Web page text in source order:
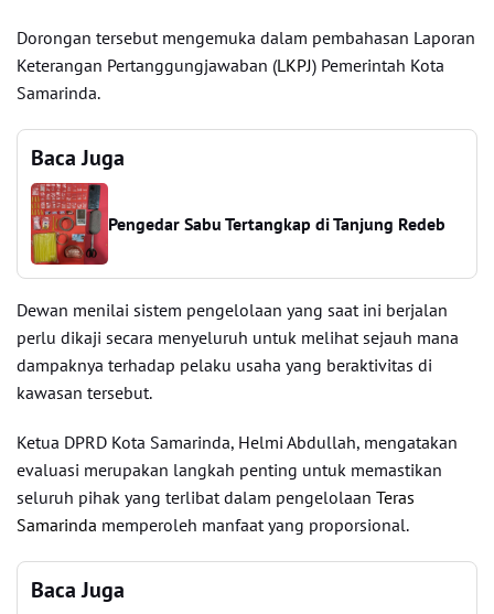
Dorongan tersebut mengemuka dalam pembahasan Laporan
Keterangan Pertanggungjawaban (LKPJ) Pemerintah Kota
Samarinda.
Baca Juga
Pengedar Sabu Tertangkap di Tanjung Redeb
Dewan menilai sistem pengelolaan yang saat ini berjalan
perlu dikaji secara menyeluruh untuk melihat sejauh mana
dampaknya terhadap pelaku usaha yang beraktivitas di
kawasan tersebut.
Ketua DPRD Kota Samarinda, Helmi Abdullah, mengatakan
evaluasi merupakan langkah penting untuk memastikan
seluruh pihak yang terlibat dalam pengelolaan Teras
Samarinda memperoleh manfaat yang proporsional.
Baca Juga